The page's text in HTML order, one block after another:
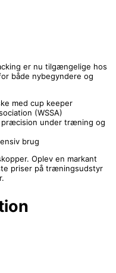
er nu tilgængelige hos
både nybegyndere og
med cup keeper
(WSSA)
præcision under træning og
brug
Oplev en markant
priser på træningsudstyr